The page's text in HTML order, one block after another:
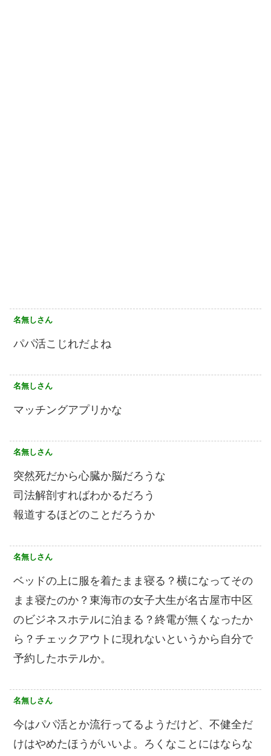
名無しさん
パパ活こじれだよね
名無しさん
マッチングアプリかな
名無しさん
突然死だから心臓か脳だろうな
司法解剖すればわかるだろう
報道するほどのことだろうか
名無しさん
ベッドの上に服を着たまま寝る？横になってその
まま寝たのか？東海市の女子大生が名古屋市中区
のビジネスホテルに泊まる？終電が無くなったか
ら？チェックアウトに現れないというから自分で
予約したホテルか。
名無しさん
今はパパ活とか流行ってるようだけど、不健全だ
けはやめたほうがいいよ。ろくなことにはならな